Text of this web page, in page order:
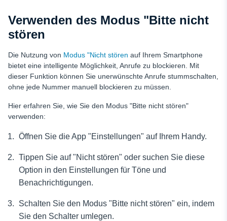
Verwenden des Modus "Bitte nicht
stören
Die Nutzung von Modus "Nicht stören auf Ihrem Smartphone
bietet eine intelligente Möglichkeit, Anrufe zu blockieren. Mit
dieser Funktion können Sie unerwünschte Anrufe stummschalten,
ohne jede Nummer manuell blockieren zu müssen.
Hier erfahren Sie, wie Sie den Modus "Bitte nicht stören"
verwenden:
Öffnen Sie die App "Einstellungen" auf Ihrem Handy.
Tippen Sie auf "Nicht stören" oder suchen Sie diese
Option in den Einstellungen für Töne und
Benachrichtigungen.
Schalten Sie den Modus "Bitte nicht stören" ein, indem
Sie den Schalter umlegen.